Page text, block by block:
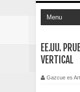
EE.UU.
VERTICAL
Gazcue es